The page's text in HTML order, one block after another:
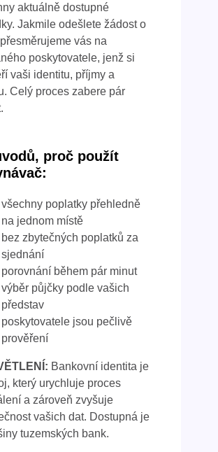
aktuálně dostupné
Jakmile odešlete žádost o
vás na
poskytovatele, jenž si
vaši identitu, příjmy a
Celý proces zabere pár
proč použít
všechny poplatky přehledně
na jednom místě
bez zbytečných poplatků za
sjednání
porovnání během pár minut
výběr půjčky podle vašich
představ
poskytovatele jsou pečlivě
prověření
Bankovní identita je
který urychluje proces
a zároveň zvyšuje
vašich dat. Dostupná je
tuzemských bank.